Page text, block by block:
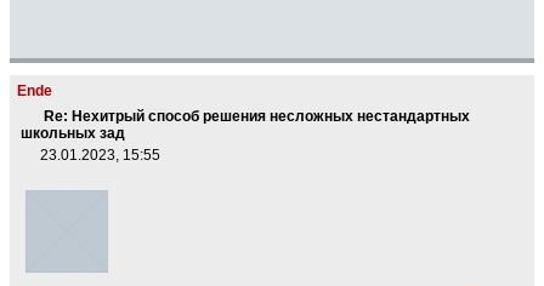
Ende
Re: Нехитрый способ решения несложных нестандартных
школьных зад
23.01.2023, 15:55